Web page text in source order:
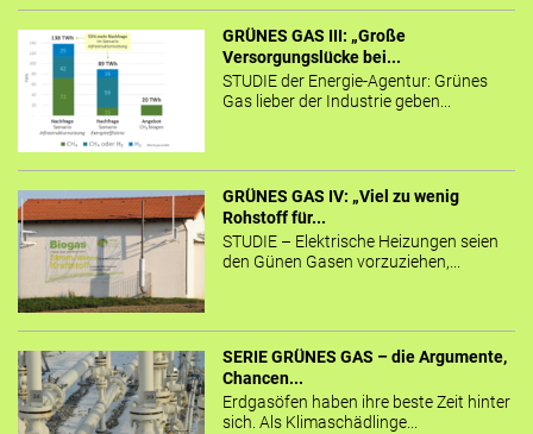
GRÜNES GAS III: „Große
Versorgungslücke bei...
STUDIE der Energie-Agentur: Grünes
Gas lieber der Industrie geben...
GRÜNES GAS IV: „Viel zu wenig
Rohstoff für...
STUDIE – Elektrische Heizungen seien
den Günen Gasen vorzuziehen,...
SERIE GRÜNES GAS – die Argumente,
Chancen...
Erdgasöfen haben ihre beste Zeit hinter
sich. Als Klimaschädlinge...